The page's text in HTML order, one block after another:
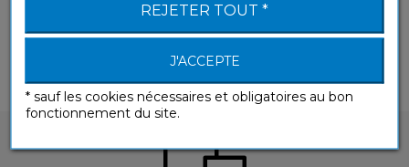
Jeunesse
REJETER TOUT *
J'ACCEPTE
* sauf les cookies nécessaires et obligatoires au bon
fonctionnement du site.